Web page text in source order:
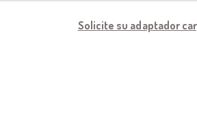
Solicite su adaptador